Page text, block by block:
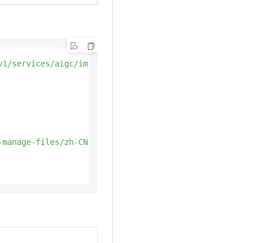
services/aigc/image2video/aa-detect'
files/zh-CN/20251224/pkswoc/p883941.png"